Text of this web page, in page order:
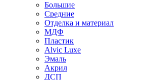
Большие
Средние
Отделка и материал
МДФ
Пластик
Alvic Luxe
Эмаль
Акрил
ДСП